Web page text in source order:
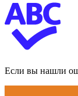
Если вы нашли